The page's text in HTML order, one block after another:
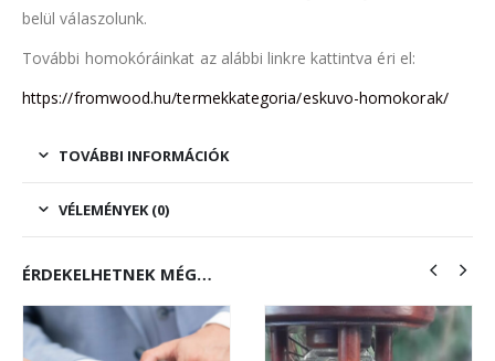
belül válaszolunk.
További homokóráinkat az alábbi linkre kattintva éri el:
https://fromwood.hu/termekkategoria/eskuvo-homokorak/
TOVÁBBI INFORMÁCIÓK
VÉLEMÉNYEK (0)
ÉRDEKELHETNEK MÉG…